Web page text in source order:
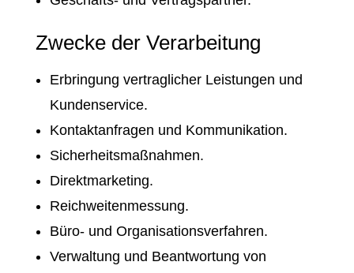
Zwecke der Verarbeitung
Erbringung vertraglicher Leistungen und
Kundenservice.
Kontaktanfragen und Kommunikation.
Sicherheitsmaßnahmen.
Direktmarketing.
Reichweitenmessung.
Büro- und Organisationsverfahren.
Verwaltung und Beantwortung von